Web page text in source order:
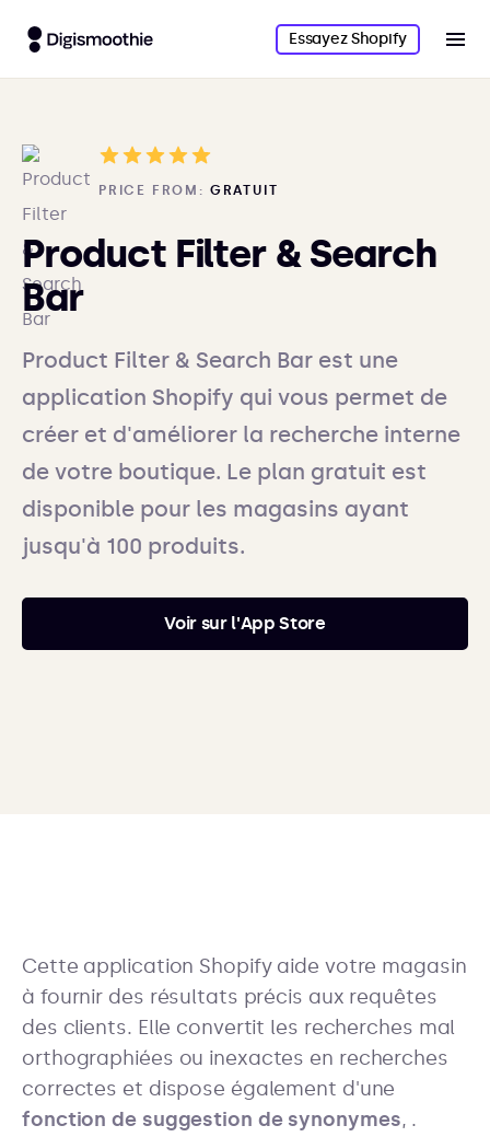
Essayez Shopify
PRICE FROM: GRATUIT
Product Filter & Search
Bar
Product Filter & Search Bar est une
application Shopify qui vous permet de
créer et d'améliorer la recherche interne
de votre boutique. Le plan gratuit est
disponible pour les magasins ayant
jusqu'à 100 produits.
Voir sur l'App Store
Cette application Shopify aide votre magasin
à fournir des résultats précis aux requêtes
des clients. Elle convertit les recherches mal
orthographiées ou inexactes en recherches
correctes et dispose également d'une
fonction de suggestion de synonymes, .